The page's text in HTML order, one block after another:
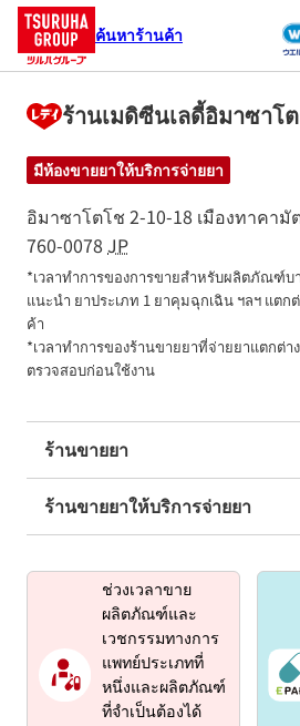
ค้นหาร้านค้า
ร้านเมดิซีนเลดี้อิมาซาโ
มีห้องขายยาให้บริการจ่ายยา
อิมาซาโตโช 2-10-18 เมืองทาคามั
760-0078 JP
*เวลาทำการของการขายสำหรับผลิตภัณฑ์บ
แนะนำ ยาประเภท 1 ยาคุมฉุกเฉิน ฯลฯ แตก
ค้า
*เวลาทำการของร้านขายยาที่จ่ายยาแตกต่
ตรวจสอบก่อนใช้งาน
ร้านขายยา
ร้านขายยาให้บริการจ่ายยา
ช่วงเวลาขาย
ผลิตภัณฑ์และ
เวชกรรมทางการ
แพทย์ประเภทที่
หนึ่งและผลิตภัณฑ์
ที่จำเป็นต้องได้